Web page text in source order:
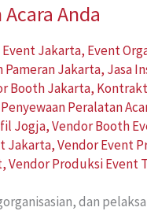
Anda
Event Jakarta, Event
Pameran Jakarta, Jasa
Booth Jakarta,
Penyewaan Peralatan
Jogja,Vendor Booth
Jakarta,Vendor Event
,Vendor Produksi Event
dan